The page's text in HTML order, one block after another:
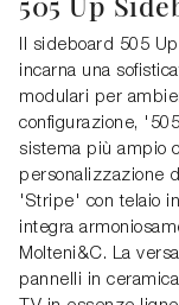
Il sideboard 505
incarna una
modulari per
configurazione,
sistema più ampio
personalizzazione
'Stripe' con telaio
integra
Molteni&C. La
pannelli in